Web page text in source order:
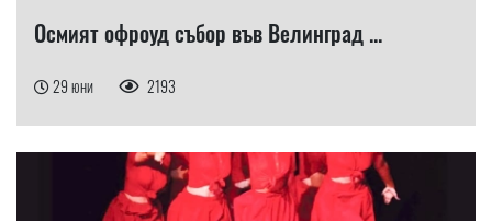
Осмият офроуд събор във Велинград ...
29 юни 2193